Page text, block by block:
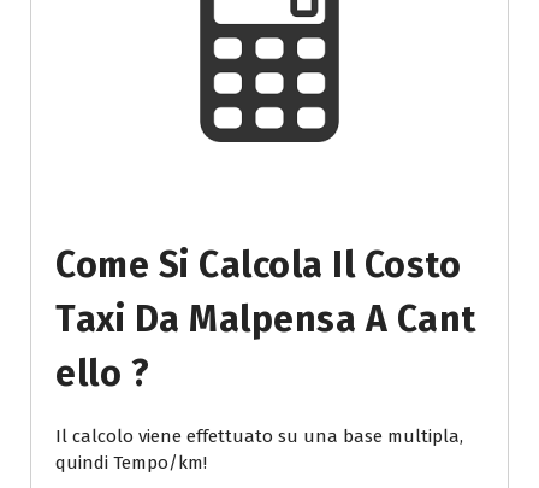
Come Si Calcola Il Costo
Taxi Da Malpensa A Cant
Ello ?
Il calcolo viene effettuato su una base multipla,
quindi Tempo/km!